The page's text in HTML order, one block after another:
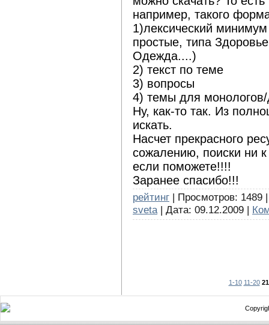
например, такого
1)лексический
простые, типа
Одежда....)
2) текст по теме
3) вопросы
4) темы для монологов/
Ну, как-то так. Из
искать.
Насчет прекрасного
сожалению, поиски ни
если поможете!!!!
Заранее спасибо!!!
рейтинг | Просмотров: 1489
sveta | Дата: 09.12.2009 |
1-10 11-20